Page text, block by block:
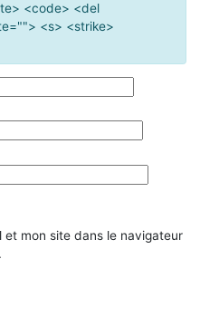
<code> <del
<s> <strike>
et mon site dans le navigateur